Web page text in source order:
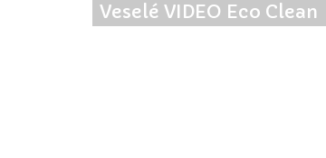
Veselé VIDEO Eco Clean